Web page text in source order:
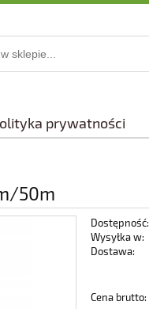
prywatności
50m
Dostępność:
Wysyłka w:
Dostawa:
płatności
Cena brutto: